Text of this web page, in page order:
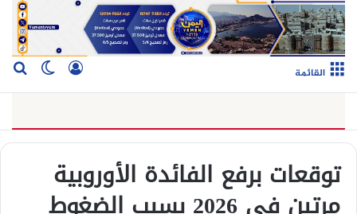
تسجيل القائمة
توقعات برفع الفائدة الأوروبية